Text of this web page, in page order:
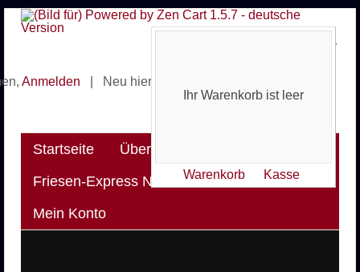
Ihr Warenkorb ist leer
Anmelden Neu hier? Erstellen Sie ein
Startseite
Über uns
Friesen-Express News
Versandkosten
Mein Konto
Ihr Warenkorb ist leer
Warenkorb Kasse